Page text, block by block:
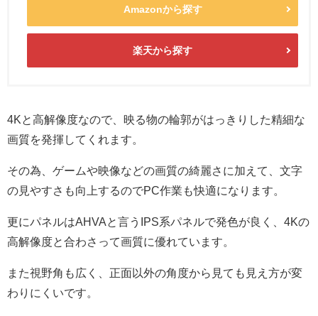
Amazonから探す
楽天から探す
4Kと高解像度なので、映る物の輪郭がはっきりした精細な
画質を発揮してくれます。
その為、ゲームや映像などの画質の綺麗さに加えて、文字
の見やすさも向上するのでPC作業も快適になります。
更にパネルはAHVAと言うIPS系パネルで発色が良く、4Kの
高解像度と合わさって画質に優れています。
また視野角も広く、正面以外の角度から見ても見え方が変
わりにくいです。